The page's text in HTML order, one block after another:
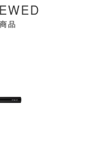
品